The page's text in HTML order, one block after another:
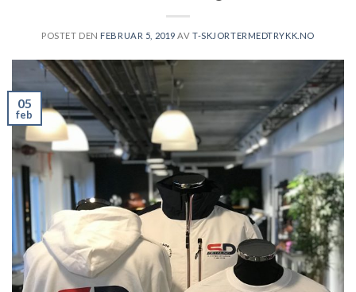
POSTET DEN FEBRUAR 5, 2019 AVT-SKJORTERMEDTRYKK.NO
05
feb